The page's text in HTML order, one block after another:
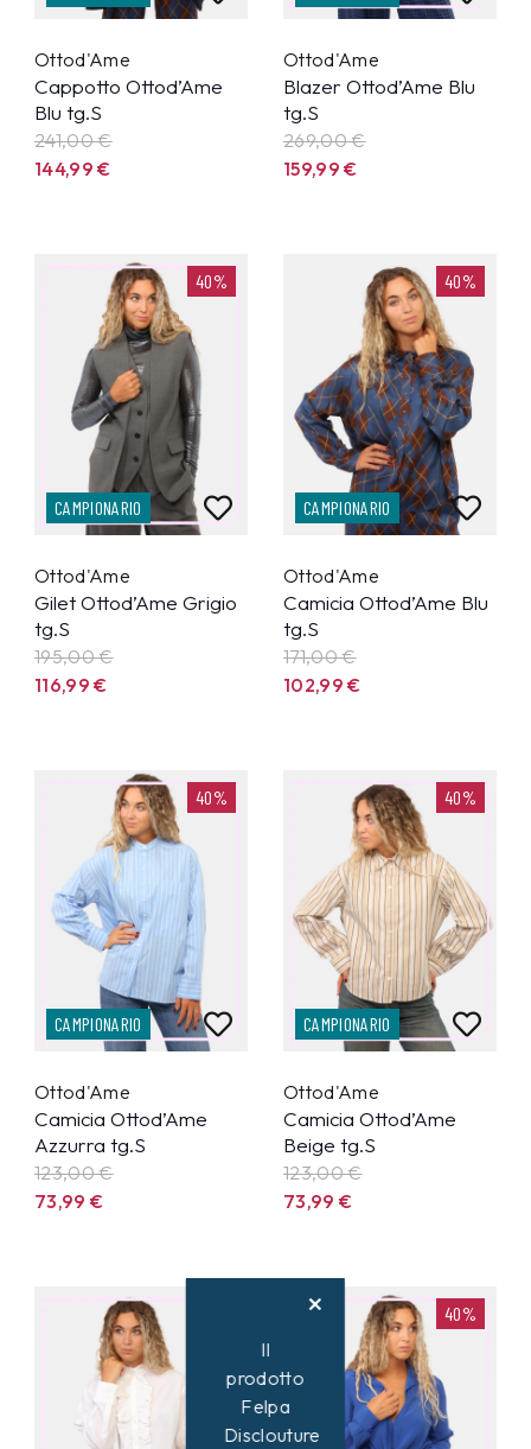
Ottod'Ame
Cappotto Ottod’Ame
Blu tg.S
241,00 €
144,99€
Ottod'Ame
Blazer Ottod’Ame Blu
tg.S
269,00 €
159,99€
40%
CAMPIONARIO
Ottod'Ame
Gilet Ottod’Ame Grigio
tg.S
195,00 €
116,99€
40%
CAMPIONARIO
Ottod'Ame
Camicia Ottod’Ame Blu
tg.S
171,00 €
102,99€
40%
CAMPIONARIO
Ottod'Ame
Camicia Ottod’Ame
Azzurra tg.S
123,00 €
73,99€
40%
CAMPIONARIO
Ottod'Ame
Camicia Ottod’Ame
Beige tg.S
123,00 €
73,99€
40%
Il
prodotto
Felpa
Disclouture